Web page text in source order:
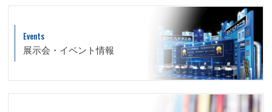
Events
展示会・イベント情報